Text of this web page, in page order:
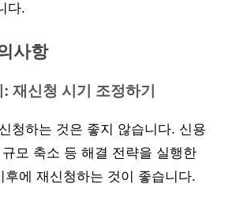
다.
사항
재신청 시기 조정하기
청하는 것은 좋지 않습니다. 신용
모 축소 등 해결 전략을 실행한
후에 재신청하는 것이 좋습니다.